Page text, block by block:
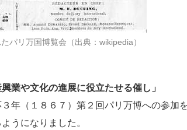
パリ万国博覧会（出典：wikipedia）
業や文化の進展に役立たせる催し」
年（１８６７）第２回パリ万博への参加
うになりました。